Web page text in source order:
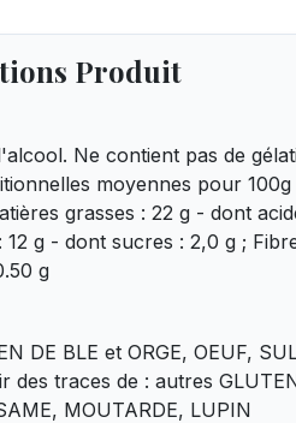
Produit
Ne contient pas de
moyennes pour 100g
grasses : 22 g - dont
12 g - dont sucres : 2,0 g ;
g
DE BLE et ORGE, OEUF,
des traces de : autres
MOUTARDE, LUPIN